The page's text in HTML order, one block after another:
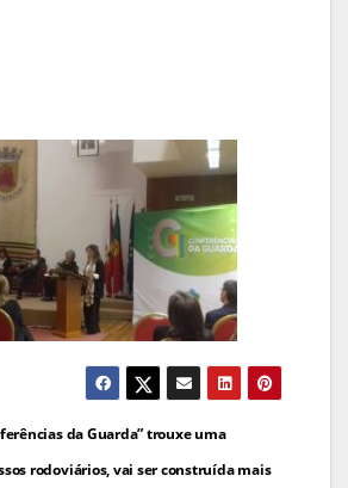
da Guarda” trouxe uma
rodoviários, vai ser construída mais